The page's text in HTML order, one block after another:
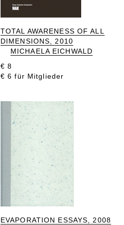
TOTAL AWARENESS OF ALL
DIMENSIONS, 2010
MICHAELA EICHWALD
€ 8
€ 6 für Mitglieder
EVAPORATION ESSAYS, 2008